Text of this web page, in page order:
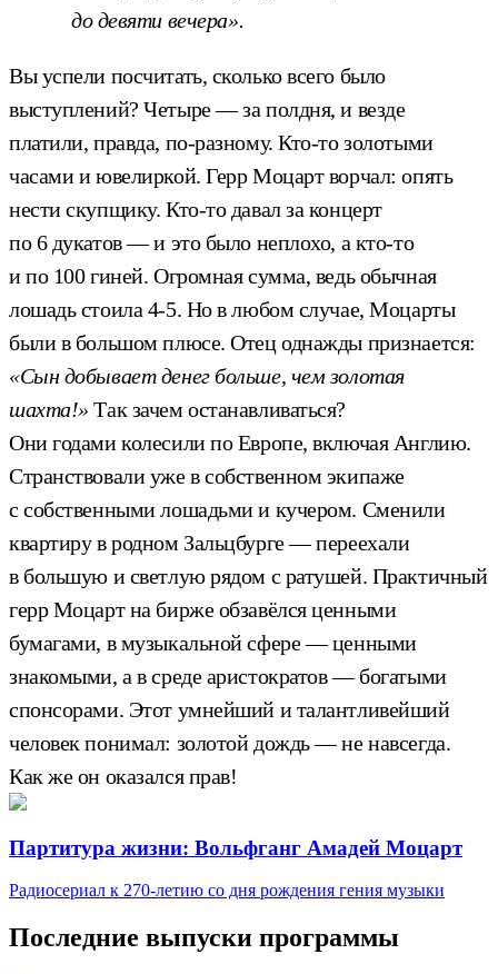
до девяти вечера».
Вы успели посчитать, сколько всего было
выступлений? Четыре — за полдня, и везде
платили, правда, по-разному. Кто-то золотыми
часами и ювелиркой. Герр Моцарт ворчал: опять
нести скупщику. Кто-то давал за концерт
по 6 дукатов — и это было неплохо, а кто-то
и по 100 гиней. Огромная сумма, ведь обычная
лошадь стоила 4-5. Но в любом случае, Моцарты
были в большом плюсе. Отец однажды признается:
«Сын добывает денег больше, чем золотая
шахта!»Так зачем останавливаться?
Они годами колесили по Европе, включая Англию.
Странствовали уже в собственном экипаже
с собственными лошадьми и кучером. Сменили
квартиру в родном Зальцбурге — переехали
в большую и светлую рядом с ратушей. Практичный
герр Моцарт на бирже обзавёлся ценными
бумагами, в музыкальной сфере — ценными
знакомыми, а в среде аристократов — богатыми
спонсорами. Этот умнейший и талантливейший
человек понимал: золотой дождь — не навсегда.
Как же он оказался прав!
Партитура жизни: Вольфганг Амадей Моцарт
Радиосериал к 270-летию со дня рождения гения музыки
Последние выпуски программы